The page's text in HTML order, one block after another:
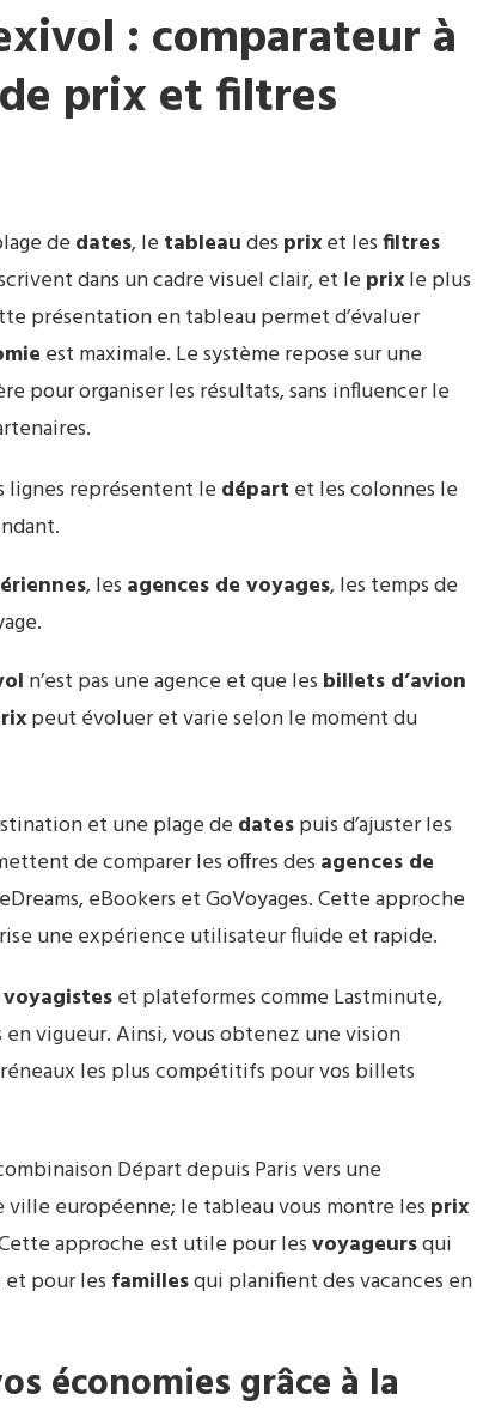
: comparateur à
prix et filtres
de dates, le tableaudes prixet lesfiltres
dans un cadre visuel clair, et le prixle plus
présentation en tableau permet d’évaluer
est maximale. Le système repose sur une
pour organiser les résultats, sans influencer le
lignes représentent le départ et les colonnes le
, les agences de voyages, les temps de
n’est pas une agence et que les billets d’avion
peut évoluer et varie selon le moment du
et une plage de datespuis d’ajuster les
de comparer les offres des agences de
eBookers et GoVoyages. Cette approche
une expérience utilisateur fluide et rapide.
voyagisteset plateformes comme Lastminute,
vigueur. Ainsi, vous obtenez une vision
les plus compétitifs pour vos billets
Départ depuis Paris vers une
européenne; le tableau vous montre les prix
approche est utile pour lesvoyageursqui
pour les famillesqui planifient des vacances en
économies grâce à la